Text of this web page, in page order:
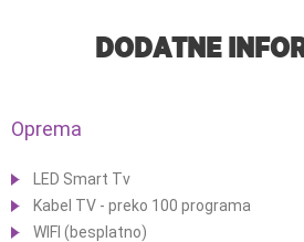
DODATNE
Oprema
LED Smart Tv
Kabel TV - preko 100 programa
WIFI (besplatno)